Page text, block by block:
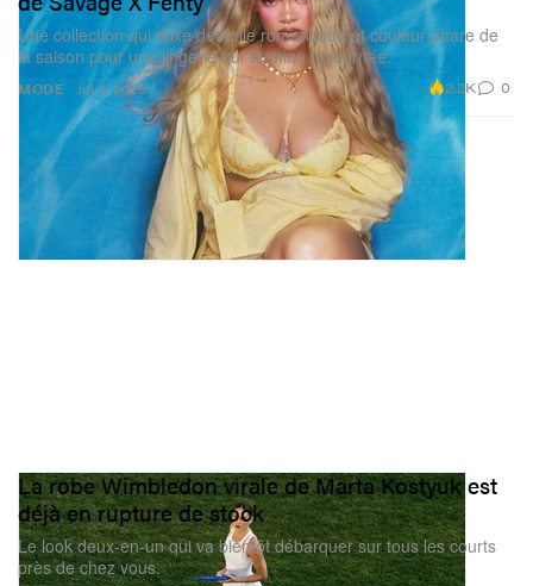
MODE
Une collection qui mixe dentelle romantique et couleur phare de
la saison pour une lingerie qui illumine ta journée.
Jul 3, 2026 2.2K 0
La robe Wimbledon virale de Marta Kostyuk est
déjà en rupture de stock
Le look deux-en-un qui va bientôt débarquer sur tous les courts
près de chez vous.